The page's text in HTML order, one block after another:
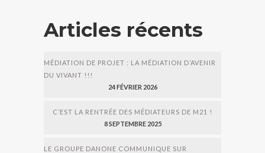
Articles récents
MÉDIATION DE PROJET : LA MÉDIATION D’AVENIR
DU VIVANT !!!
24 FÉVRIER 2026
C’EST LA RENTRÉE DES MÉDIATEURS DE M21 !
8 SEPTEMBRE 2025
LE GROUPE DANONE COMMUNIQUE SUR